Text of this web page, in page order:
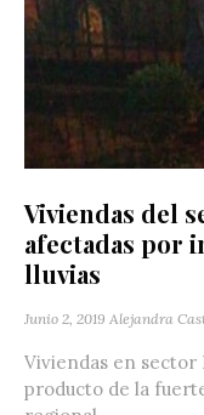
Viviendas del
afectadas por
lluvias
Junio 2, 2019 Alejandra
Viviendas en sector
producto de la